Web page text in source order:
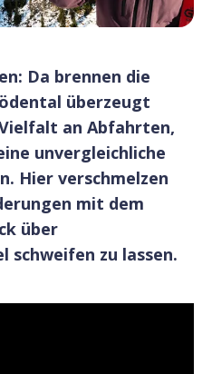
Da brennen die
überzeugt
an Abfahrten,
unvergleichliche
Hier verschmelzen
mit dem
über
schweifen zu lassen.